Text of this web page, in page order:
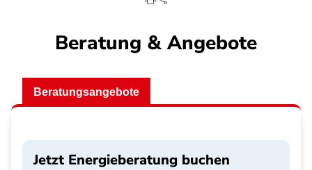
Beratung & Angebote
Beratungsangebote
Jetzt Energieberatung buchen